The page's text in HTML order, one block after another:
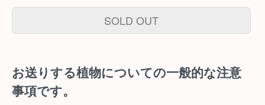
SOLD OUT
お送りする植物についての一般的な注意
事項です。